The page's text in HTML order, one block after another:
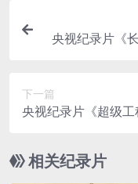
央视纪录片《
下一篇
央视纪录片《超级
4/17.57G 中国超级工
相关纪录片